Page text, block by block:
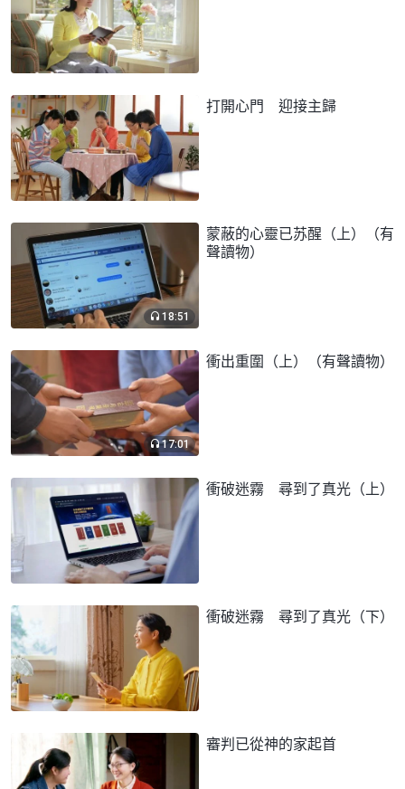
打開心門 迎接主歸
18:51
蒙蔽的心靈已苏醒（上）（有
聲讀物）
17:01
衝出重圍（上）（有聲讀物）
衝破迷霧 尋到了真光（上）
衝破迷霧 尋到了真光（下）
審判已從神的家起首